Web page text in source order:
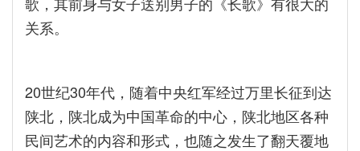
关系。
20世纪30年代，随着中央红军经过万里长征到达
陕北，陕北成为中国革命的中心，陕北地区各种
民间艺术的内容和形式，也随之发生了翻天覆地